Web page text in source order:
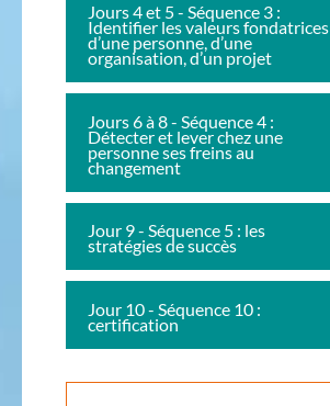
Jours 4 et 5 - Séquence 3 :
Identifier les valeurs fondatrices
d’une personne, d’une
organisation, d’un projet
Jours 6 à 8 - Séquence 4 :
Détecter et lever chez une
personne ses freins au
changement
Jour 9 - Séquence 5 : les
stratégies de succès
Jour 10 - Séquence 10 :
certification